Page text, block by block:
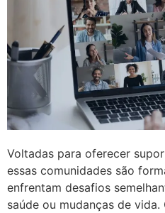
Voltadas para oferecer
essas comunidades são
enfrentam desafios
saúde ou mudanças de